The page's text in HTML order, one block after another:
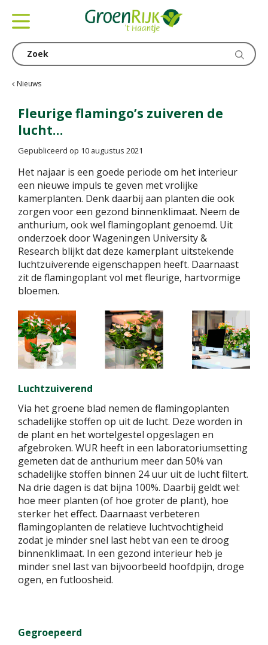
Nieuws
Fleurige flamingo’s zuiveren de
lucht…
Gepubliceerd op 10 augustus 2021
Het najaar is een goede periode om het interieur
een nieuwe impuls te geven met vrolijke
kamerplanten. Denk daarbij aan planten die ook
zorgen voor een gezond binnenklimaat. Neem de
anthurium, ook wel flamingoplant genoemd. Uit
onderzoek door Wageningen University &
Research blijkt dat deze kamerplant uitstekende
luchtzuiverende eigenschappen heeft. Daarnaast
zit de flamingoplant vol met fleurige, hartvormige
bloemen.
Luchtzuiverend
Via het groene blad nemen de flamingoplanten
schadelijke stoffen op uit de lucht. Deze worden in
de plant en het wortelgestel opgeslagen en
afgebroken. WUR heeft in een laboratoriumsetting
gemeten dat de anthurium meer dan 50% van
schadelijke stoffen binnen 24 uur uit de lucht filtert.
Na drie dagen is dat bijna 100%. Daarbij geldt wel:
hoe meer planten (of hoe groter de plant), hoe
sterker het effect. Daarnaast verbeteren
flamingoplanten de relatieve luchtvochtigheid
zodat je minder snel last hebt van een te droog
binnenklimaat. In een gezond interieur heb je
minder snel last van bijvoorbeeld hoofdpijn, droge
ogen, en futloosheid.
Gegroepeerd